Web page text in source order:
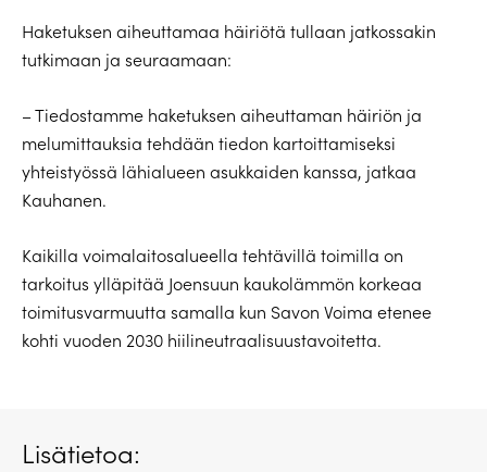
Haketuksen aiheuttamaa häiriötä tullaan jatkossakin
tutkimaan ja seuraamaan:
– Tiedostamme haketuksen aiheuttaman häiriön ja
melumittauksia tehdään tiedon kartoittamiseksi
yhteistyössä lähialueen asukkaiden kanssa, jatkaa
Kauhanen.
Kaikilla voimalaitosalueella tehtävillä toimilla on
tarkoitus ylläpitää Joensuun kaukolämmön korkeaa
toimitusvarmuutta samalla kun Savon Voima etenee
kohti vuoden 2030 hiilineutraalisuustavoitetta.
Lisätietoa: